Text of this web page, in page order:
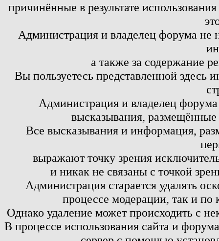
причинённые в результате
Администрация и владелец форума не
а также за содержание
Вы пользуетесь представленной здесь
Администрация и владелец
высказывания,
Все высказывания и информация,
выражают точку зрения
и никак не связаны с точкой
Администрация старается удалять
процессе модерации, так и по
Однако удаление может происходить с
В процессе использования сайта и